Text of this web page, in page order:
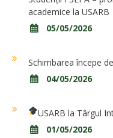
academice la USARB
05/05/2026
Schimbarea începe
04/05/2026
USARB la Târgul
01/05/2026